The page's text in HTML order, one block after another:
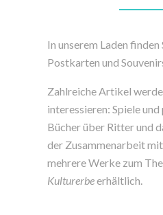
In unserem Laden
Postkarten und
Zahlreiche Artikel
interessieren: Spiele
Bücher über Ritter und
der Zusammenarbeit
mehrere Werke zum
Kulturerbeerhältlich.